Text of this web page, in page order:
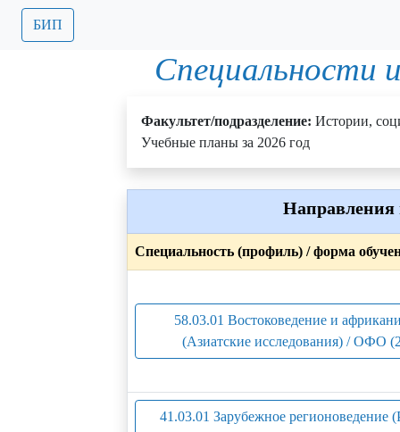
БИП
Специальности
Факультет/подразделение: Истории,
Учебные планы за 2026 год
Направления
Специальность (профиль) / форма
58.03.01 Востоковедение и
(Азиатские исследования) / ОФО
41.03.01 Зарубежное регионоведение